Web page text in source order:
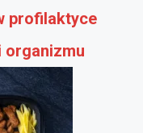
profilaktyce
organizmu